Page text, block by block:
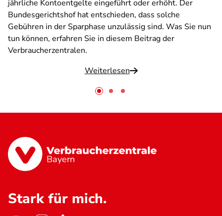
jährliche Kontoentgelte eingeführt oder erhöht. Der
Bundesgerichtshof hat entschieden, dass solche
Gebühren in der Sparphase unzulässig sind. Was Sie nun
tun können, erfahren Sie in diesem Beitrag der
Verbraucherzentralen.
Weiterlesen
Bayern
Stark für mich.